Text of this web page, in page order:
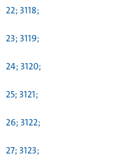
22; 3118;
23; 3119;
24; 3120;
25; 3121;
26; 3122;
27; 3123;